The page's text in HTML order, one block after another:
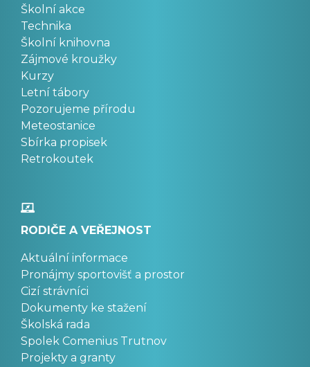
Školní akce
Technika
Školní knihovna
Zájmové kroužky
Kurzy
Letní tábory
Pozorujeme přírodu
Meteostanice
Sbírka propisek
Retrokoutek
RODIČE A VEŘEJNOST
Aktuální informace
Pronájmy sportovišť a prostor
Cizí strávníci
Dokumenty ke stažení
Školská rada
Spolek Comenius Trutnov
Projekty a granty